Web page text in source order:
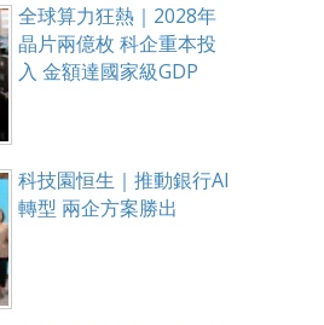
全球算力狂熱｜2028年
晶片兩億枚 科企重本投
入 金額達國家級GDP
科技園恒生｜推動銀行AI
轉型 兩企方案勝出